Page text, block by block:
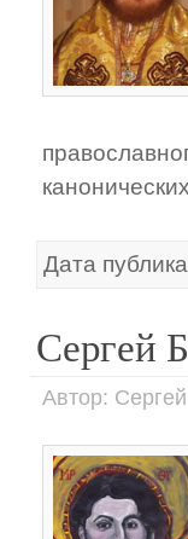
Дата
Сергей
Автор: